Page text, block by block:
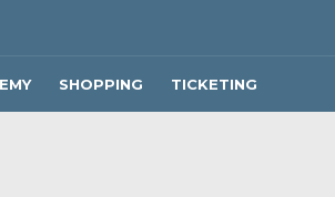
SHOPPING TICKETING